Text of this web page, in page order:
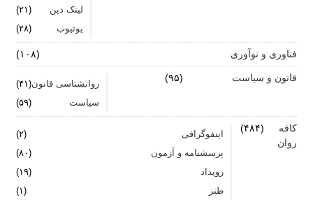
لینک دین
(۲۱)
یوتیوب
(۲۸)
فناوری و نوآوری (۱۰۸)
قانون و سیاست (۹۵)
روانشناسی قانون(۴۱)
سیاست
(۵۹)
کافه
روان
(۴۸۴)
اینفوگرافی
(۲)
پرسشنامه و آزمون
(۸۰)
رویداد
(۱۹)
طنز
(۱)